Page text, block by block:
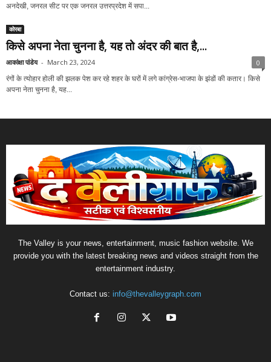
अनदेखी, जनरल सीट पर एक जनरल उत्तरप्रदेश में सपा...
कोरबा
किसे अपना नेता चुनना है, यह तो अंदर की बात है,...
आकांक्षा पांडेय - March 23, 2024 0
रंगों के त्योहार होली की झलक पेश कर रहे शहर के घरों में लगे कांग्रेस-भाजपा के झंडों की कतार। किसे
अपना नेता चुनना है, यह...
The Valley is your news, entertainment, music fashion website. We
provide you with the latest breaking news and videos straight from the
entertainment industry.
Contact us: info@thevalleygraph.com